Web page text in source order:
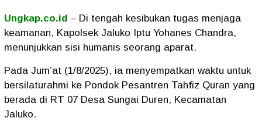
Ungkap.co.id – Di tengah kesibukan tugas menjaga
keamanan, Kapolsek Jaluko Iptu Yohanes Chandra,
menunjukkan sisi humanis seorang aparat.
Pada Jum’at (1/8/2025), ia menyempatkan waktu untuk
bersilaturahmi ke Pondok Pesantren Tahfiz Quran yang
berada di RT 07 Desa Sungai Duren, Kecamatan
Jaluko.